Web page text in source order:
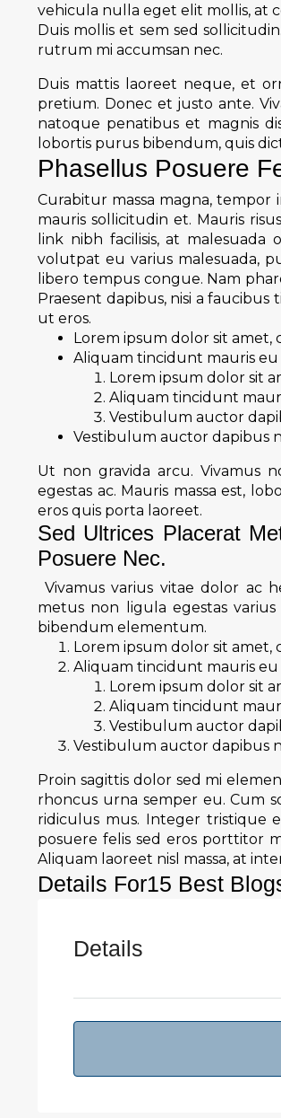
vehicula nulla eget elit mollis, at
Duis mollis et sem sed
rutrum mi accumsan nec.
Duis mattis laoreet neque, et
pretium. Donec et justo ante.
natoque penatibus et magnis
lobortis purus bibendum, quis
Phasellus Posuere
Curabitur massa magna,
mauris sollicitudin et. Mauris
link nibh facilisis, at
volutpat eu varius malesuada,
libero tempus congue. Nam
Praesent dapibus, nisi a
ut eros.
Lorem ipsum dolor sit amet,
Aliquam tincidunt mauris eu
Lorem ipsum dolor sit
Aliquam tincidunt
Vestibulum auctor
Vestibulum auctor dapibus
Ut non gravida arcu. Vivamus
egestas ac. Mauris massa est,
eros quis porta laoreet.
Sed Ultrices Placerat
Posuere Nec.
Vivamus varius vitae dolor ac
metus non ligula egestas
bibendum elementum.
Lorem ipsum dolor sit amet,
Aliquam tincidunt mauris eu
Lorem ipsum dolor sit
Aliquam tincidunt
Vestibulum auctor
Vestibulum auctor dapibus
Proin sagittis dolor sed mi
rhoncus urna semper eu. Cum
ridiculus mus. Integer tristique
posuere felis sed eros porttitor
Aliquam laoreet nisl massa, at
Details For15 Best
Details